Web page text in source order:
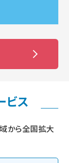
ビス
から全国拡大